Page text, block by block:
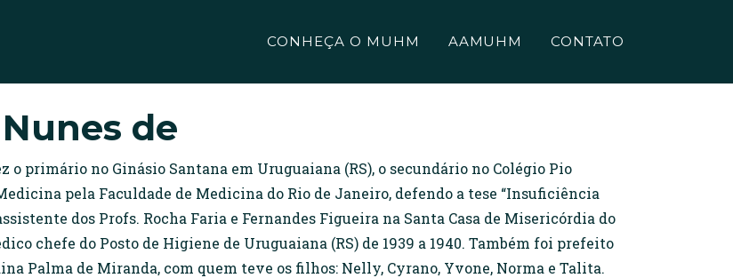
CONHEÇA O MUHM AAMUHM CONTATO
de
o primário no Ginásio Santana em Uruguaiana (RS), o secundário no Colégio Pio
pela Faculdade de Medicina do Rio de Janeiro, defendo a tese “Insuficiência
dos Profs. Rocha Faria e Fernandes Figueira na Santa Casa de Misericórdia do
chefe do Posto de Higiene de Uruguaiana (RS) de 1939 a 1940. Também foi prefeito
Palma de Miranda, com quem teve os filhos: Nelly, Cyrano, Yvone, Norma e Talita.